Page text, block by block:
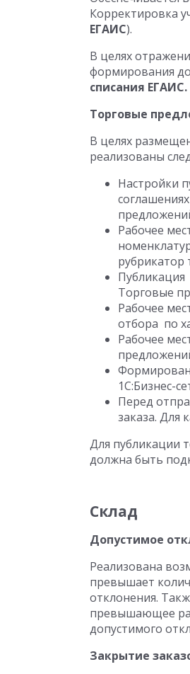
Корректировка
ЕГАИС).
В целях
формирования
списания ЕГАИС.
Торговые
В целях
реализованы
Настройки
Рабочее
рубрикатор
Торговые
Рабочее
отбора по
Рабочее
1С:Бизнес-
Перед
заказа. Для
Для публикации
должна быть
Склад
Допустимое
Реализована
превышает
отклонения.
превышающее
допустимого
Закрытие